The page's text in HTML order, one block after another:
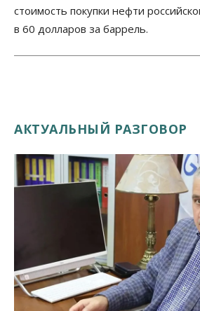
стоимость покупки нефти
в 60 долларов за баррель.
АКТУАЛЬНЫЙ РАЗГОВОР